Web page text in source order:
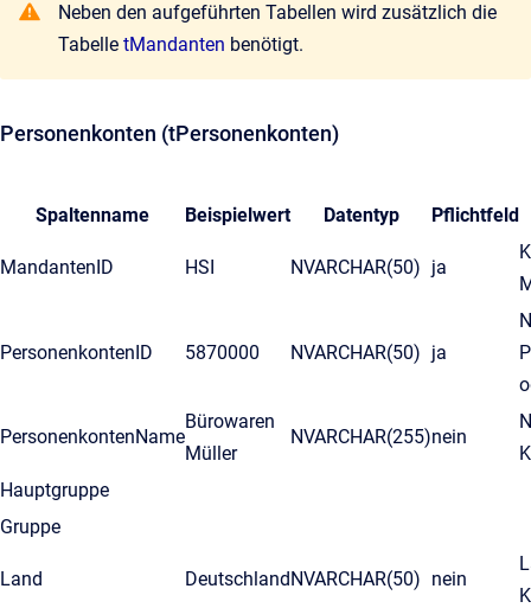
Neben den aufgeführten Tabellen wird zusätzlich die
Tabelle tMandanten benötigt.
Personenkonten (tPersonenkonten)
Spaltenname Beispielwert Datentyp Pflichtfeld
MandantenID HSI NVARCHAR(50) ja
PersonenkontenID 5870000 NVARCHAR(50) ja
PersonenkontenName
Bürowaren
Müller
NVARCHAR(255)nein
Hauptgruppe
Gruppe
Land DeutschlandNVARCHAR(50) nein